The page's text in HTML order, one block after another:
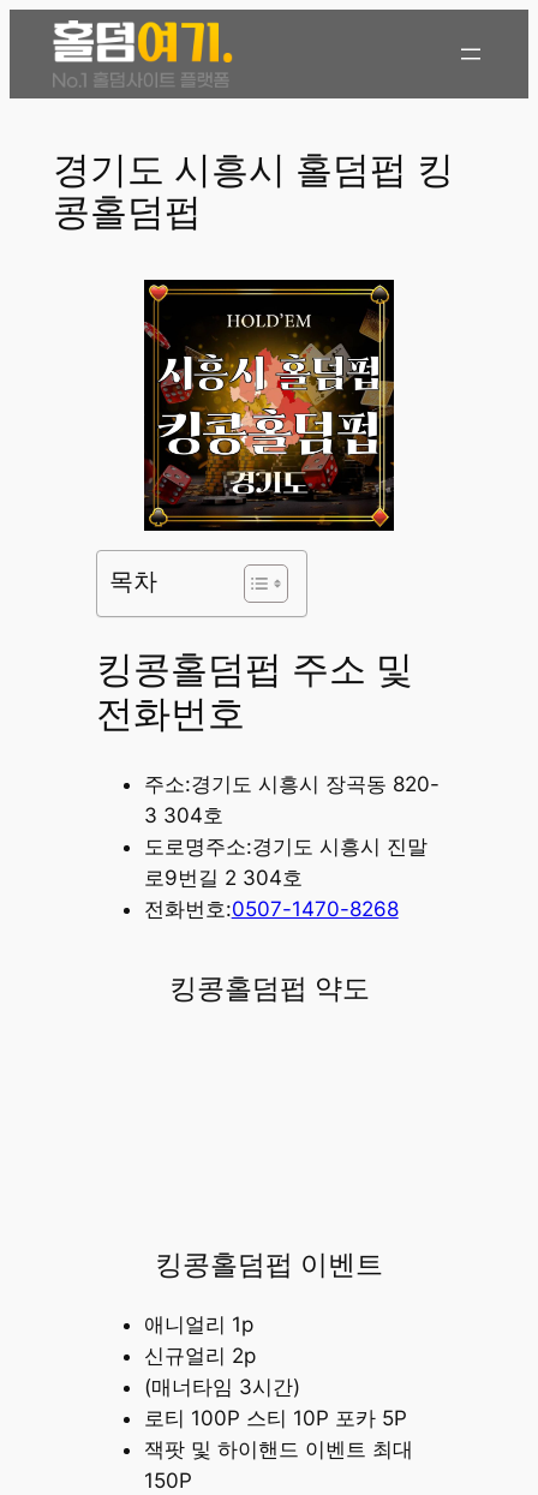
경기도 시흥시 홀덤펍 킹
콩홀덤펍
목차
킹콩홀덤펍 주소 및
전화번호
주소:경기도 시흥시 장곡동 820-
3 304호
도로명주소:경기도 시흥시 진말
로9번길 2 304호
전화번호:0507-1470-8268
킹콩홀덤펍 약도
킹콩홀덤펍 이벤트
애니얼리 1p
신규얼리 2p
(매너타임 3시간)
로티 100P 스티 10P 포카 5P
잭팟 및 하이핸드 이벤트 최대
150P